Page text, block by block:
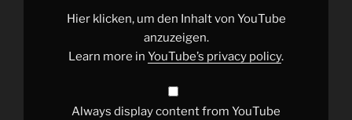
événements
climatiques
multiplient
Hier klicken, um den Inhalt von YouTube
anzuzeigen.
Learn more in YouTube’s privacy policy.
Always display content from YouTube